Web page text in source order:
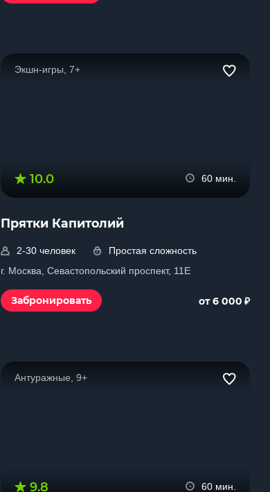
Экшн-игры, 7+
10.0 60 мин.
Прятки Капитолий
2-30 человек
Простая сложность
г. Москва, Севастопольский проспект, 11Е
Забронировать от 6 000 ₽
Антуражные, 9+
9.8 60 мин.